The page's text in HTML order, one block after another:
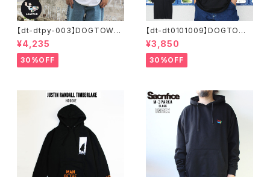
【dt-dtpy-003】DOGTOWN
ドッグタウン POPEYE SKATE
S/S T-SHIRTS ポパイ 半袖 シ
ョートスリーブT 大きいサイズ
半袖 M L XL 大きめ デザイン
¥4,235
30%OFF
【dt-dt0101009】DOGTOWN
ドッグタウン D.T.S. POCKET
S/S T-SHIRTS 半袖 ショート
スリーブT 大きいサイズ 半袖 M
L XL 大きめ デザイン プリント
¥3,850
30%OFF